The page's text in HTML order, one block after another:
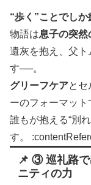
“歩く”ことでし
物語は息子の突然
遺灰を抱え、父ト
す──。
グリーフケアとセ
ーのフォーマット
誰もが抱える“別
す。
📌 ③ 巡礼路で
ニティの力